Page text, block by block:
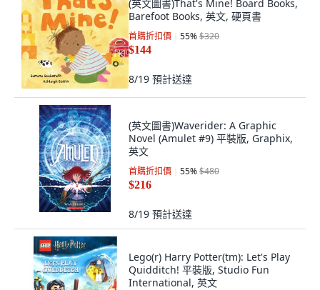
(英文圖書)That's Mine! Board Books,
Barefoot Books, 英文, 硬頁書
首購折扣價 55%$320
$144
8/19 預計送達
(英文圖書)Waverider: A Graphic
Novel (Amulet #9) 平裝版, Graphix,
英文
首購折扣價 55%$480
$216
8/19 預計送達
Lego(r) Harry Potter(tm): Let's Play
Quidditch! 平裝版, Studio Fun
International, 英文